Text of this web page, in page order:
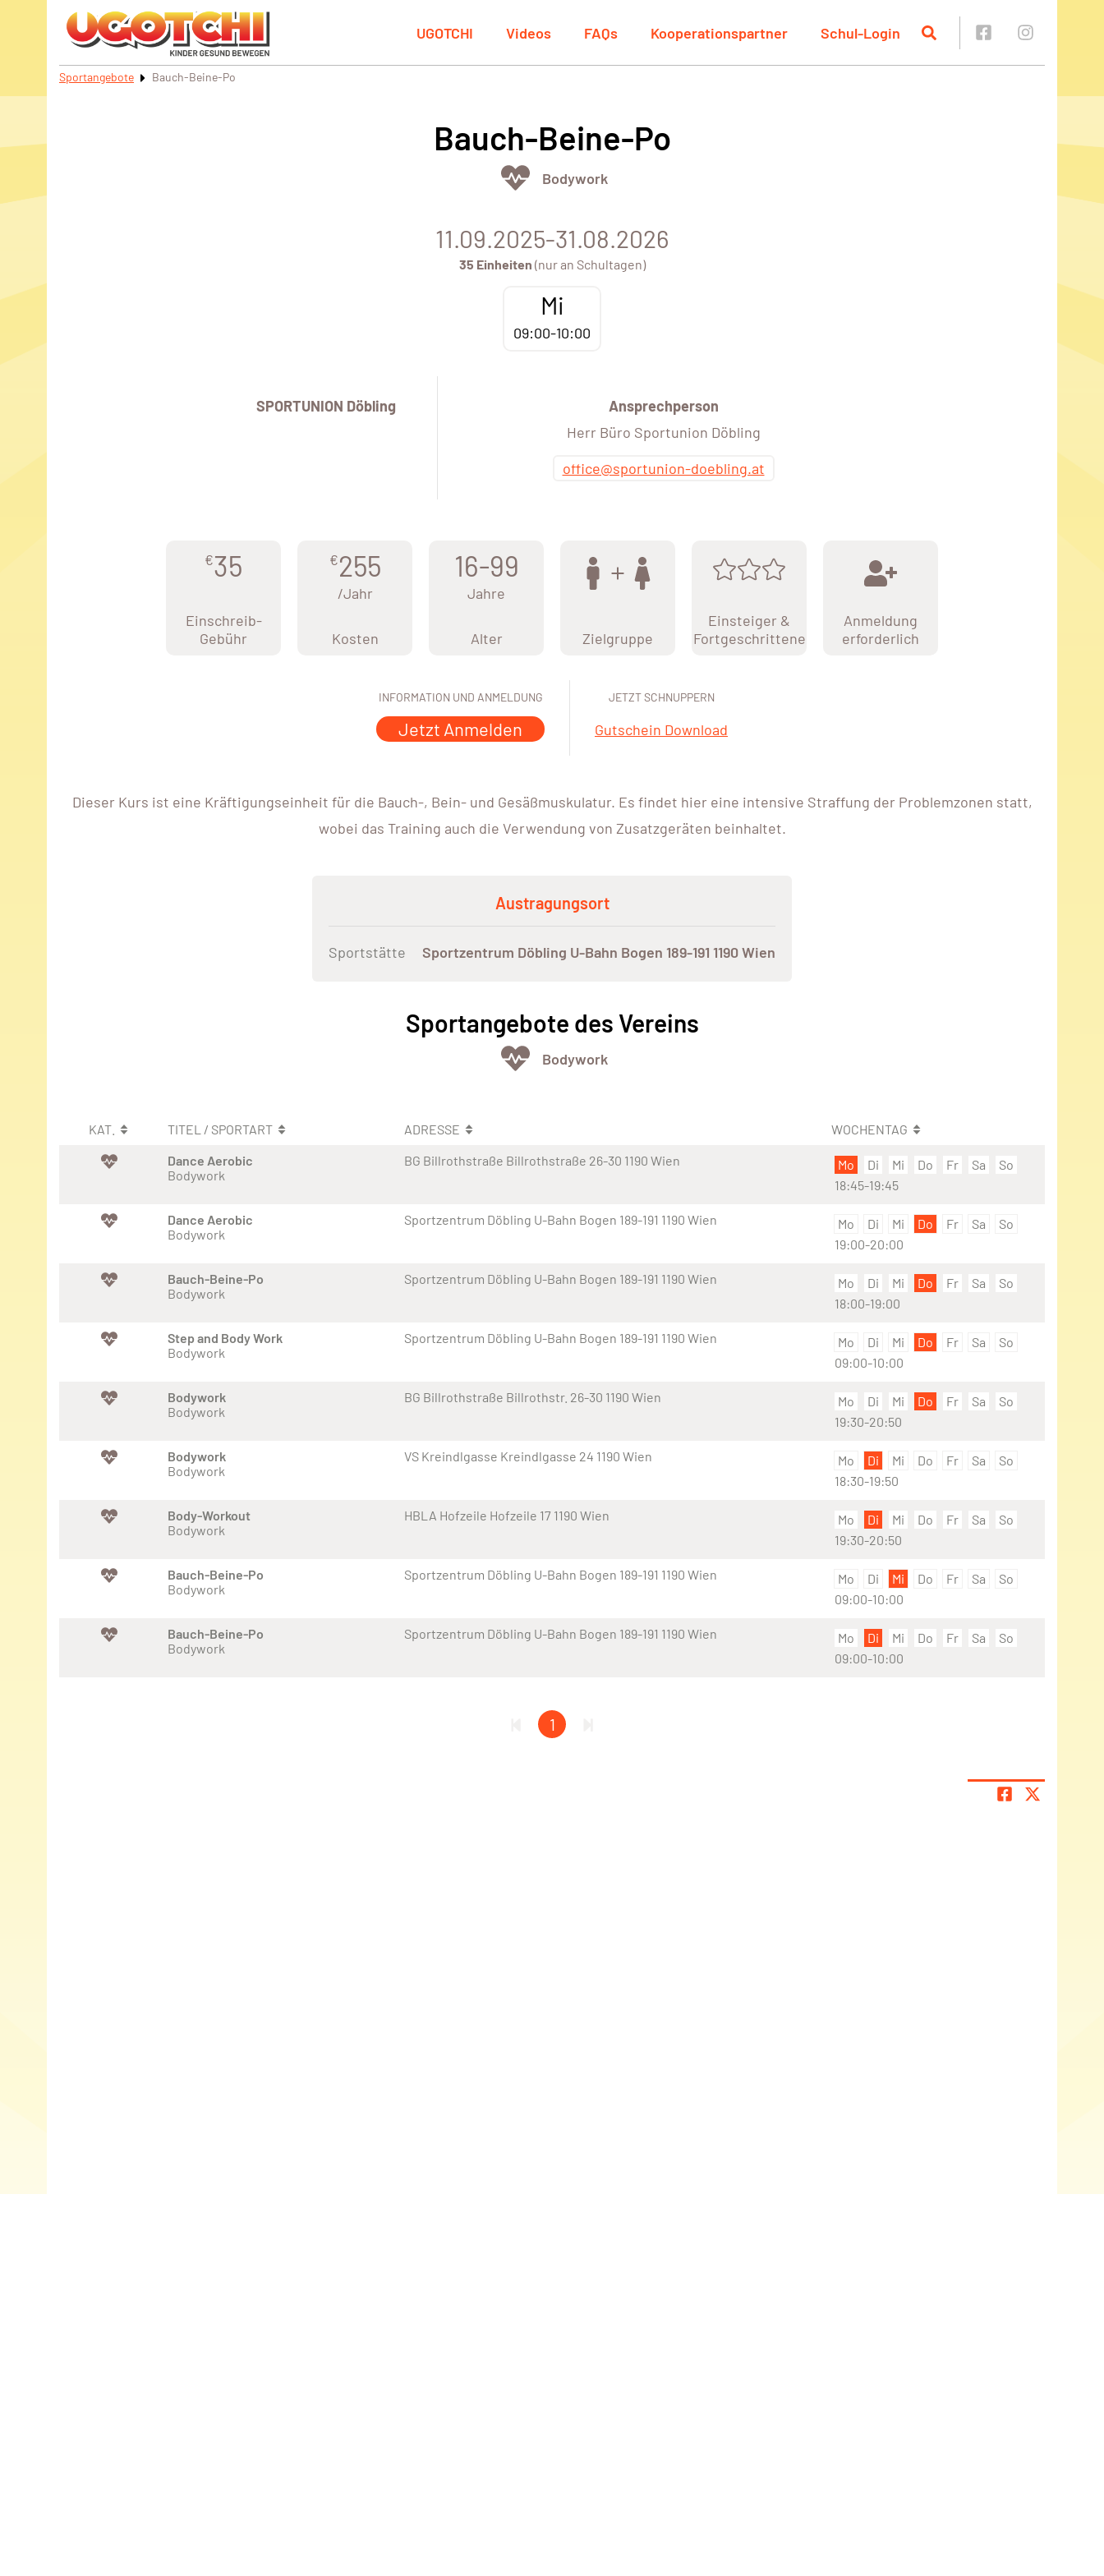
UGOTCHI Videos FAQs Kooperationspartner Schul-Login
Sportangebote Bauch-Beine-Po
Bauch-Beine-Po
Bodywork
11.09.2025-31.08.2026
35 Einheiten (nur an Schultagen)
Mi
09:00-10:00
SPORTUNION Döbling
Ansprechperson
Herr Büro Sportunion Döbling
office@sportunion-doebling.at
€35
Einschreib-
Gebühr
€255
/Jahr
Kosten
16-99
Jahre
Alter Zielgruppe
Einsteiger &
Fortgeschrittene
Anmeldung
erforderlich
INFORMATION UND ANMELDUNG
Jetzt Anmelden
JETZT SCHNUPPERN
Gutschein Download
Dieser Kurs ist eine Kräftigungseinheit für die Bauch-, Bein- und Gesäßmuskulatur. Es findet hier eine intensive Straffung der Problemzonen statt,
wobei das Training auch die Verwendung von Zusatzgeräten beinhaltet.
Austragungsort
Sportstätte Sportzentrum Döbling U-Bahn Bogen 189-191 1190 Wien
Sportangebote des Vereins
Bodywork
KAT. TITEL / SPORTART ADRESSE
WOCHENTAG
Dance Aerobic
Bodywork
BG Billrothstraße Billrothstraße 26-30 1190 Wien Mo Di Mi Do Fr Sa
So
18:45-19:45
Dance Aerobic
Bodywork
Sportzentrum Döbling U-Bahn Bogen 189-191 1190 Wien Mo Di Mi Do Fr Sa
So
19:00-20:00
Bauch-Beine-Po
Bodywork
Sportzentrum Döbling U-Bahn Bogen 189-191 1190 Wien Mo Di Mi Do Fr Sa
So
18:00-19:00
Step and Body Work
Bodywork
Sportzentrum Döbling U-Bahn Bogen 189-191 1190 Wien Mo Di Mi Do Fr Sa
So
09:00-10:00
Bodywork
Bodywork
BG Billrothstraße Billrothstr. 26-30 1190 Wien Mo Di Mi Do Fr Sa
So
19:30-20:50
Bodywork
Bodywork
VS Kreindlgasse Kreindlgasse 24 1190 Wien Mo Di Mi Do Fr Sa
So
18:30-19:50
Body-Workout
Bodywork
HBLA Hofzeile Hofzeile 17 1190 Wien Mo Di Mi Do Fr Sa
So
19:30-20:50
Bauch-Beine-Po
Bodywork
Sportzentrum Döbling U-Bahn Bogen 189-191 1190 Wien Mo Di Mi Do Fr Sa
So
09:00-10:00
Bauch-Beine-Po
Bodywork
Sportzentrum Döbling U-Bahn Bogen 189-191 1190 Wien Mo Di Mi Do Fr Sa
So
09:00-10:00
1